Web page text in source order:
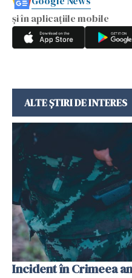
și în aplicațiile mobile
ALTE ȘTIRI DE INTERES
Incident în Crimeea